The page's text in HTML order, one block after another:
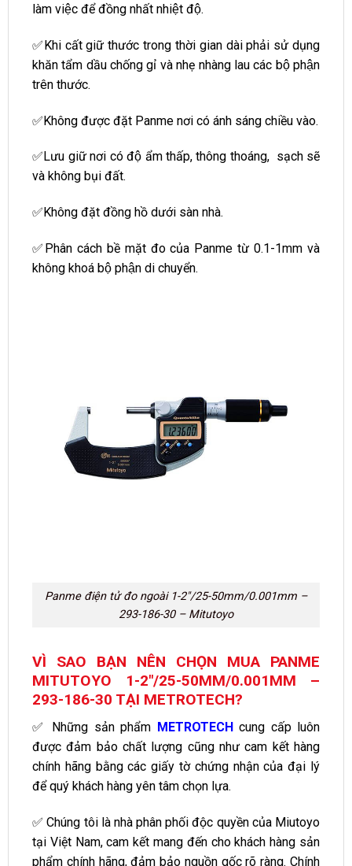
làm việc để đồng nhất nhiệt độ.
✅Khi cất giữ thước trong thời gian dài phải sử dụng
khăn tẩm dầu chống gỉ và nhẹ nhàng lau các bộ phận
trên thước.
✅Không được đặt Panme nơi có ánh sáng chiều vào.
✅Lưu giữ nơi có độ ẩm thấp, thông thoáng, sạch sẽ
và không bụi đất.
✅Không đặt đồng hồ dưới sàn nhà.
✅Phân cách bề mặt đo của Panme từ 0.1-1mm và
không khoá bộ phận di chuyển.
Panme điện tử đo ngoài 1-2″/25-50mm/0.001mm –
293-186-30 – Mitutoyo
VÌ SAO BẠN NÊN CHỌN MUA PANME
MITUTOYO 1-2″/25-50MM/0.001MM –
293-186-30 TẠI METROTECH?
✅ Những sản phẩm METROTECHcung cấp luôn
được đảm bảo chất lượng cũng như cam kết hàng
chính hãng bằng các giấy tờ chứng nhận của đại lý
để quý khách hàng yên tâm chọn lựa.
✅ Chúng tôi là nhà phân phối độc quyền của Miutoyo
tại Việt Nam, cam kết mang đến cho khách hàng sản
phẩm chính hãng, đảm bảo nguồn gốc rõ ràng. Chính